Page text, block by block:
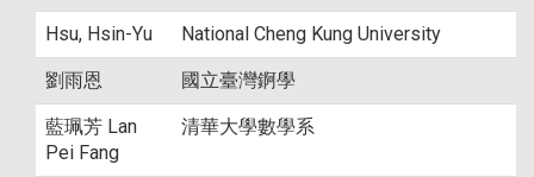
Hsu, Hsin-Yu National Cheng Kung University
劉雨恩 國立臺灣錒學
藍珮芳 Lan
Pei Fang
清華大學數學系